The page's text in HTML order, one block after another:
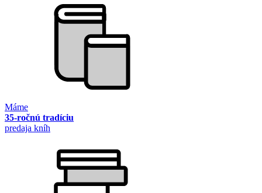
Máme
35-ročnú tradíciu
predaja kníh